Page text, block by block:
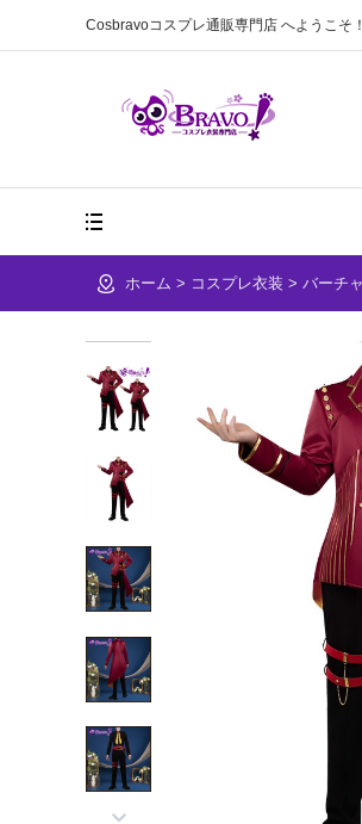
Cosbravoコスプレ通販専門店 へようこそ！
ホーム > コスプレ衣装 >